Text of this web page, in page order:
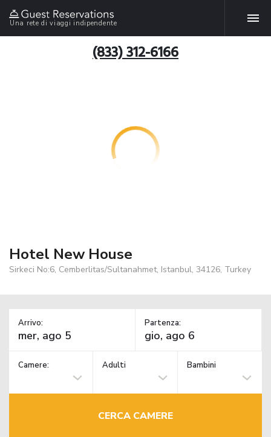
Una rete di viaggi indipendente
(833) 312-6166
Hotel New House
Sirkeci No:6, Cemberlitas/Sultanahmet, Istanbul, 34126, Turkey
Arrivo: Partenza:
Camere: Adulti Bambini
CERCA CAMERE